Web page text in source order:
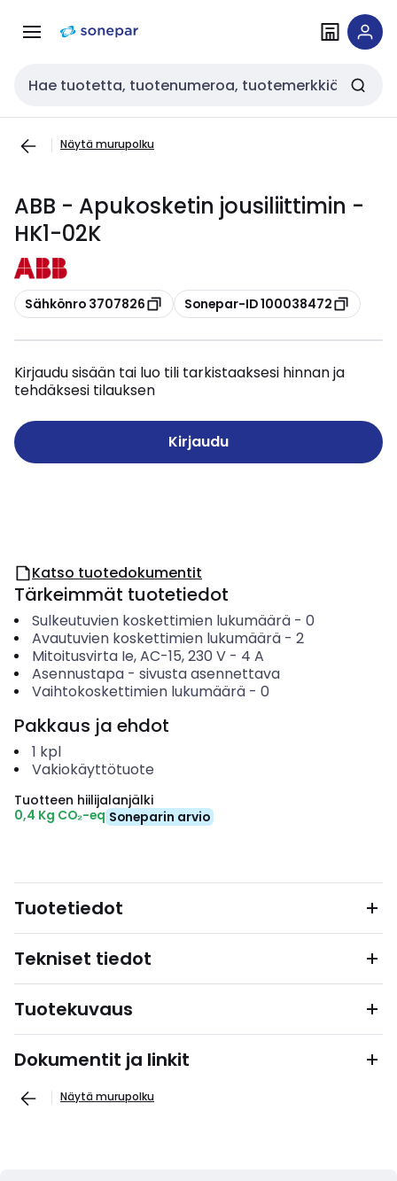
navigointiinsisältöön
Haku
Näytä murupolku
ABB - Apukosketin jousiliittimin -
HK1-02K
Kopioi
Sähkönro 3707826 Kopioi
Sonepar-ID 100038472
Kirjaudu sisään tai luo tili tarkistaaksesi hinnan ja
tehdäksesi tilauksen
Kirjaudu
Katso tuotedokumentit
Tärkeimmät tuotetiedot
Sulkeutuvien koskettimien lukumäärä- 0
Avautuvien koskettimien lukumäärä- 2
Mitoitusvirta Ie, AC-15, 230 V- 4 A
Asennustapa- sivusta asennettava
Vaihtokoskettimien lukumäärä- 0
Pakkaus ja ehdot
1 kpl
Vakiokäyttötuote
Tuotteen hiilijalanjälki
0,4 Kg CO₂-eq Soneparin arvio
Tuotetiedot
Tekniset tiedot
Tuotekuvaus
Dokumentit ja linkit
Näytä murupolku